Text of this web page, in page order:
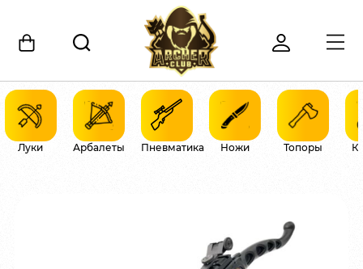
Луки Арбалеты Пневматика Ножи Топоры